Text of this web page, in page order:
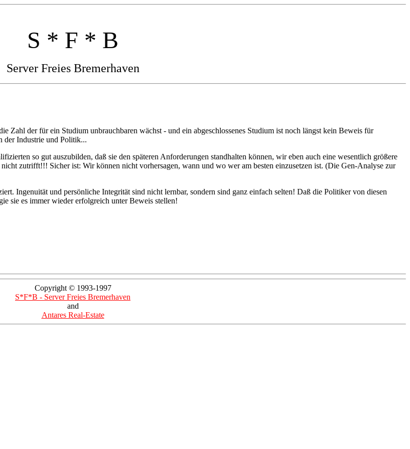
S * F * B
Server Freies Bremerhaven
Zahl der für ein Studium unbrauchbaren wächst - und ein abgeschlossenes Studium ist noch längst kein Beweis für
der Industrie und Politik...
so gut auszubilden, daß sie den späteren Anforderungen standhalten können, wir eben auch eine wesentlich größere
zutrifft!!! Sicher ist: Wir können nicht vorhersagen, wann und wo wer am besten einzusetzen ist. (Die Gen-Analyse zur
Ingenuität und persönliche Integrität sind nicht lernbar, sondern sind ganz einfach selten! Daß die Politiker von diesen
sie es immer wieder erfolgreich unter Beweis stellen!
Copyright © 1993-1997
S*F*B - Server Freies Bremerhaven
and
Antares Real-Estate